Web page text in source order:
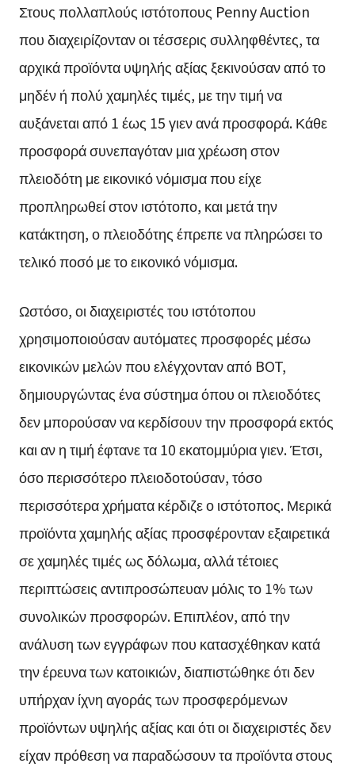
Στους πολλαπλούς ιστότοπους Penny Auction
που διαχειρίζονταν οι τέσσερις συλληφθέντες, τα
αρχικά προϊόντα υψηλής αξίας ξεκινούσαν από το
μηδέν ή πολύ χαμηλές τιμές, με την τιμή να
αυξάνεται από 1 έως 15 γιεν ανά προσφορά. Κάθε
προσφορά συνεπαγόταν μια χρέωση στον
πλειοδότη με εικονικό νόμισμα που είχε
προπληρωθεί στον ιστότοπο, και μετά την
κατάκτηση, ο πλειοδότης έπρεπε να πληρώσει το
τελικό ποσό με το εικονικό νόμισμα.
Ωστόσο, οι διαχειριστές του ιστότοπου
χρησιμοποιούσαν αυτόματες προσφορές μέσω
εικονικών μελών που ελέγχονταν από BOT,
δημιουργώντας ένα σύστημα όπου οι πλειοδότες
δεν μπορούσαν να κερδίσουν την προσφορά εκτός
και αν η τιμή έφτανε τα 10 εκατομμύρια γιεν. Έτσι,
όσο περισσότερο πλειοδοτούσαν, τόσο
περισσότερα χρήματα κέρδιζε ο ιστότοπος. Μερικά
προϊόντα χαμηλής αξίας προσφέρονταν εξαιρετικά
σε χαμηλές τιμές ως δόλωμα, αλλά τέτοιες
περιπτώσεις αντιπροσώπευαν μόλις το 1% των
συνολικών προσφορών. Επιπλέον, από την
ανάλυση των εγγράφων που κατασχέθηκαν κατά
την έρευνα των κατοικιών, διαπιστώθηκε ότι δεν
υπήρχαν ίχνη αγοράς των προσφερόμενων
προϊόντων υψηλής αξίας και ότι οι διαχειριστές δεν
είχαν πρόθεση να παραδώσουν τα προϊόντα στους